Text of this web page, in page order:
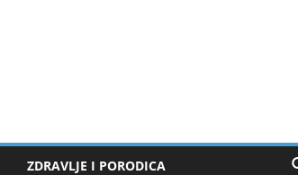
ZDRAVLJE I PORODICA